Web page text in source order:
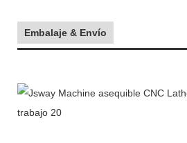
Embalaje & Envío